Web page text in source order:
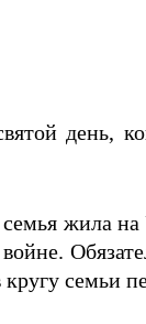
день,
жила
семьи